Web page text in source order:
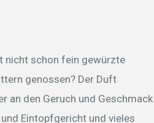
nicht schon fein gewürzte
genossen? Der Duft
an den Geruch und Geschmack
Eintopfgericht und vieles